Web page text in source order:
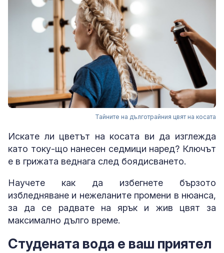
Тайните на дълготрайния цвят на косата
Искате ли цветът на косата ви да изглежда
като току-що нанесен седмици наред? Ключът
е в грижата веднага след боядисването.
Научете как да избегнете бързото
избледняване и нежеланите промени в нюанса,
за да се радвате на ярък и жив цвят за
максимално дълго време.
Студената вода е ваш приятел